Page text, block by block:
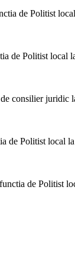
de Politist
de Politist local
consilier juridic
de Politist local
de Politist